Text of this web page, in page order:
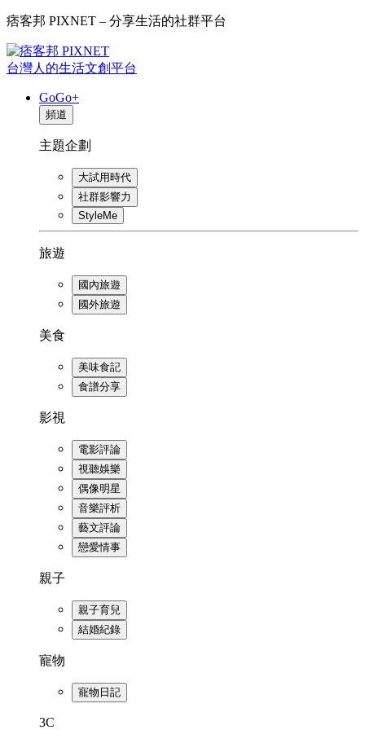
痞客邦 PIXNET – 分享生活的社群平台
台灣人的生活文創平台
GoGo+
頻道
主題企劃
大試用時代
社群影響力
StyleMe
旅遊
國內旅遊
國外旅遊
美食
美味食記
食譜分享
影視
電影評論
視聽娛樂
偶像明星
音樂評析
藝文評論
戀愛情事
親子
親子育兒
結婚紀錄
寵物
寵物日記
3C